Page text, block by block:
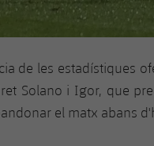
de les estadístiques
Solano i Igor, que
el matx abans